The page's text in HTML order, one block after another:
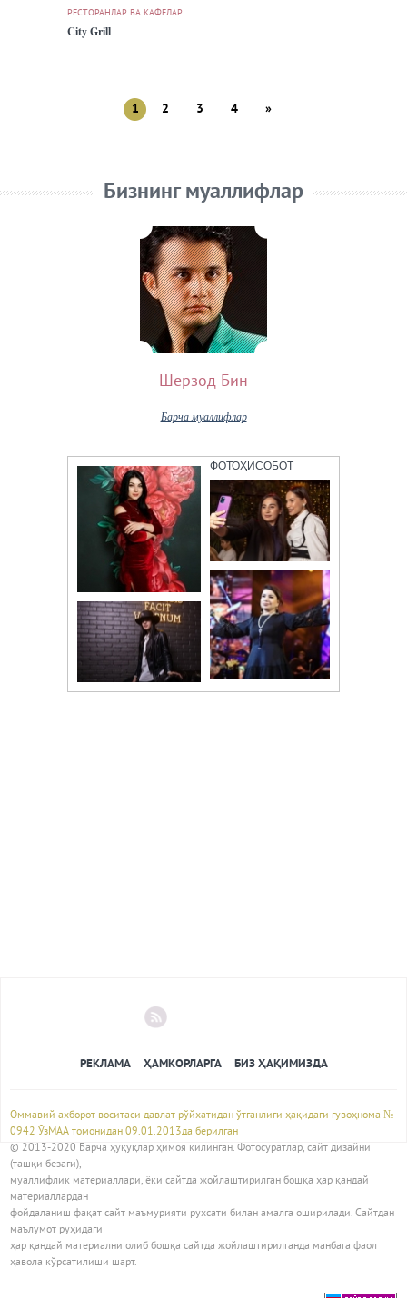
РЕСТОРАНЛАР ВА КАФЕЛАР
City Grill
1 2 3 4 »
Бизнинг муаллифлар
Шерзод Бин
Барча муаллифлар
ФОТОҲИСОБОТ
РЕКЛАМА ҲАМКОРЛАРГА БИЗ ҲАҚИМИЗДА
Оммавий ахборот воситаси давлат рўйхатидан ўтганлиги ҳақидаги гувоҳнома №
0942 ЎзМАА томонидан 09.01.2013да берилган
© 2013-2020 Барча ҳуқуқлар ҳимоя қилинган. Фотосуратлар, сайт дизайни
(ташқи безаги),
муаллифлик материаллари, ёки сайтда жойлаштирилган бошқа ҳар қандай
материаллардан
фойдаланиш фақат сайт маъмурияти рухсати билан амалга оширилади. Сайтдан
маълумот руҳидаги
ҳар қандай материални олиб бошқа сайтда жойлаштирилганда манбага фаол
ҳавола кўрсатилиши шарт.